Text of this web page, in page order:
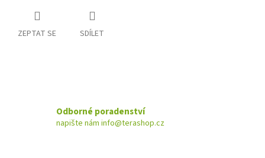
ZEPTAT SE SDÍLET
Odborné poradenství
napište nám info@terashop.cz